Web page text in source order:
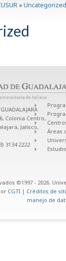
»Uncategorized
Colonia Centro,
Jalisco,
3134 2222
Áreas
©1997 - 2026.
CGTI | Créditos de
manejo de